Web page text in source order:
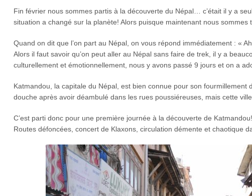
Fin février nous sommes partis à la découverte du Népal… c’était il y a
situation a changé sur la planète! Alors puisque maintenant nous
Quand on dit que l’on part au Népal, on vous répond immédiatement : «
Alors il faut savoir qu’on peut aller au Népal sans faire de trek, il y a
culturellement et émotionnellement, nous y avons passé 9 jours et on a
Katmandou, la capitale du Népal, est bien connue pour son
douche après avoir déambulé dans les rues poussiéreuses, mais cette
C’est parti donc pour une première journée à la découverte de Katmandou!
Routes défoncées, concert de Klaxons, circulation démente et chaotique